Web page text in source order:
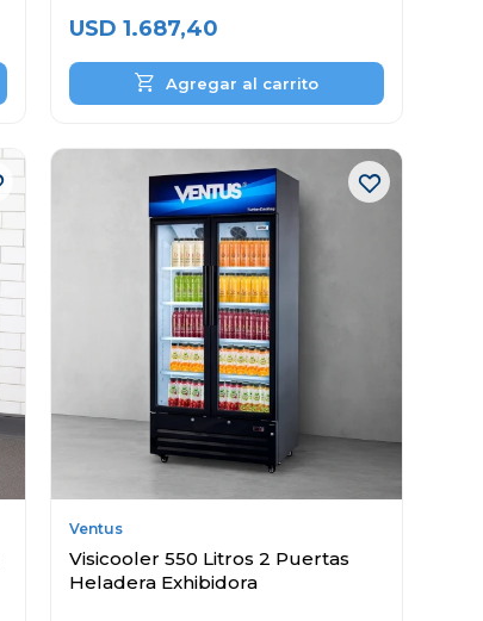
USD 1.687,40
Ventus
Visicooler 550 Litros 2 Puertas
Heladera Exhibidora